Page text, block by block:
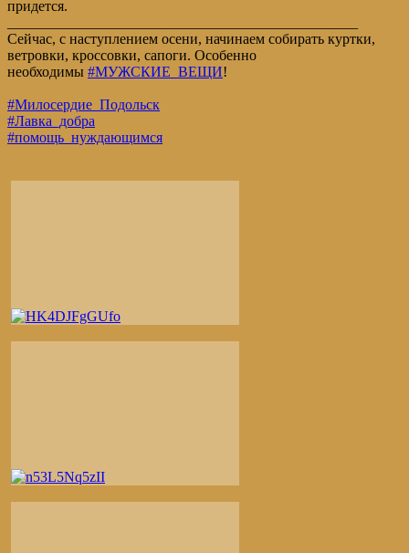
придется.
Сейчас, с наступлением осени, начинаем собирать куртки,
ветровки, кроссовки, сапоги. Особенно
необходимы #МУЖСКИЕ_ВЕЩИ!
#Милосердие_Подольск
#Лавка_добра
#помощь_нуждающимся